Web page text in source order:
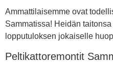
Ammattilaisemme ovat
Sammatissa! Heidän
lopputuloksen jokaiselle
Peltikattoremontit